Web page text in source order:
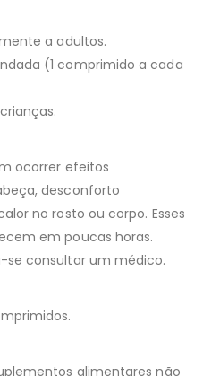
a adultos.
(1 comprimido a cada
ocorrer efeitos
desconforto
no rosto ou corpo. Esses
em poucas horas.
se consultar um médico.
alimentares não